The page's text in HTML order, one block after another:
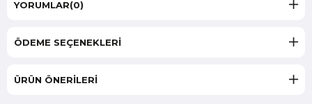
YORUMLAR(0)
ÖDEME SEÇENEKLERI
ÜRÜN ÖNERILERI